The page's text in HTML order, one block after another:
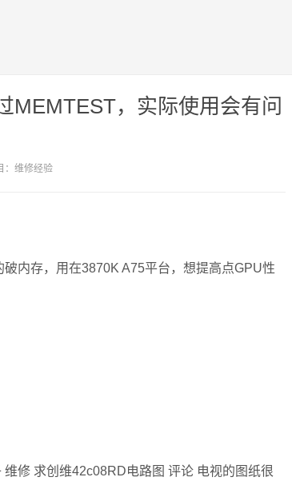
MEMTEST，实际使用会有问
：维修经验
破内存，用在3870K A75平台，想提高点GPU性
修 求创维42c08RD电路图 评论 电视的图纸很